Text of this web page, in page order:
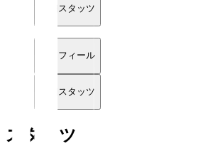
詳細スタッツ
プロフィール
詳細スタッツ
スタッツ